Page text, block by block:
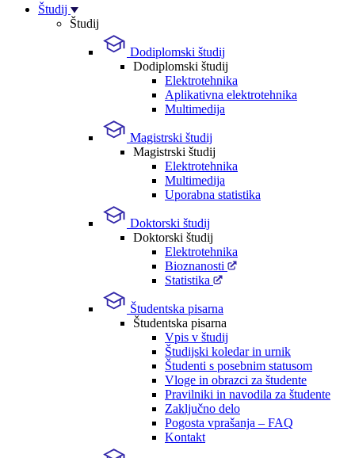
Študij
Študij
Dodiplomski študij
Dodiplomski študij
Elektrotehnika
Aplikativna elektrotehnika
Multimedija
Magistrski študij
Magistrski študij
Elektrotehnika
Multimedija
Uporabna statistika
Doktorski študij
Doktorski študij
Elektrotehnika
Bioznanosti
Statistika
Študentska pisarna
Študentska pisarna
Vpis v študij
Študijski koledar in urnik
Študenti s posebnim statusom
Vloge in obrazci za študente
Pravilniki in navodila za študente
Zaključno delo
Pogosta vprašanja – FAQ
Kontakt